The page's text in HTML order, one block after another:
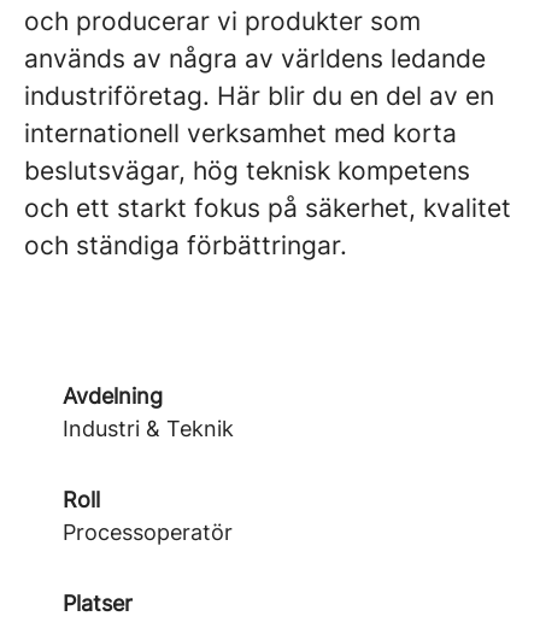
och producerar vi produkter som
används av några av världens ledande
industriföretag. Här blir du en del av en
internationell verksamhet med korta
beslutsvägar, hög teknisk kompetens
och ett starkt fokus på säkerhet, kvalitet
och ständiga förbättringar.
Avdelning
Industri & Teknik
Roll
Processoperatör
Platser